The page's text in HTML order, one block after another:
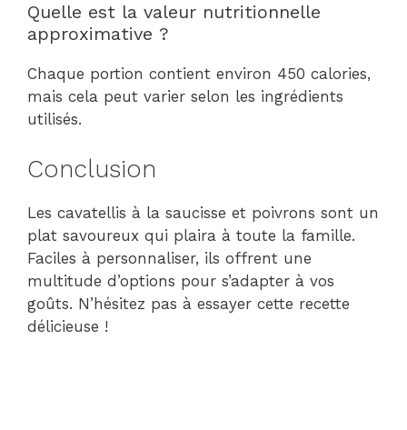
Quelle est la valeur nutritionnelle
approximative ?
Chaque portion contient environ 450 calories,
mais cela peut varier selon les ingrédients
utilisés.
Conclusion
Les cavatellis à la saucisse et poivrons sont un
plat savoureux qui plaira à toute la famille.
Faciles à personnaliser, ils offrent une
multitude d’options pour s’adapter à vos
goûts. N’hésitez pas à essayer cette recette
délicieuse !